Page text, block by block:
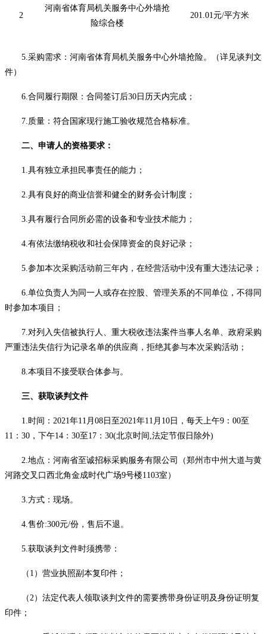
2
河南省体育局机关服务中心外墙抢
险综合楼
201.01元/平方米
5.采购需求 ： 河南省体育局机关服务中心外墙抢险。（详见谈判文
件）
6.合同履行期限：合同签订后30 日历天内完成 ；
7.质量： 符合国家现行施工验收规范合格标准。
二、申请人的资格要求：
1.具有独立承担民事责任的能力；
2.具有良好的商业信誉和健全的财务会计制度；
3.具有履行合同所必需的设备和专业技术能力；
4.有依法缴纳税收和社会保障资金的良好记录；
5.参加本次采购活动前三年内，在经营活动中没有重大违法记录；
6.单位负责人为同一人或存在控股、管理关系的不同单位，不得同
时参加本项目；
7.对列入失信被执行人、重大税收违法案件当事人名单、政府采购
严重违法失信行为记录名单的供应商，拒绝其参与本次采购活动；
8.本项目不接受联合体参与。
三、获取谈判文件
1.时间： 2021年11 月 08 日至2021年11 月 10 日 ，每天上午9：00至
11：30，下午14：30至17：30(北京时间,法定节假日除外)
2.地点： 河南省至诚招标采购服务有限公司（郑州市中州大道与黄
河路交叉口西北角金成时代广场9号楼1103室）
3.方式：现场。
4.售价:300元/份 ，售后不退。
5.获取谈判文件时须携带：
（ 1）营业执照副本复印件；
（2）法定代表人领取谈判文件的需要携带身份证明及身份证明复
印件；